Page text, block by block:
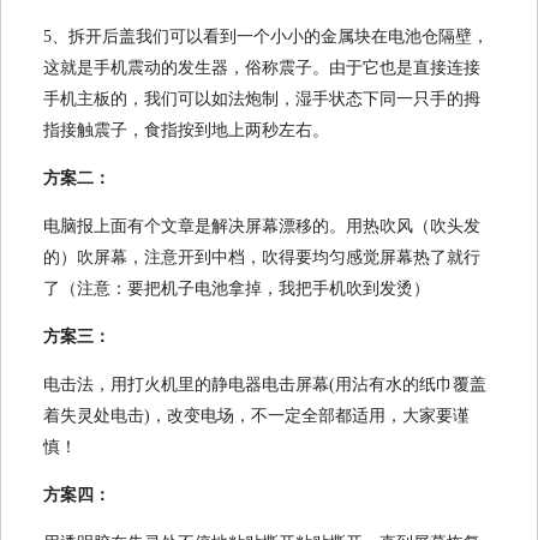
5、拆开后盖我们可以看到一个小小的金属块在电池仓隔壁，
这就是手机震动的发生器，俗称震子。由于它也是直接连接
手机主板的，我们可以如法炮制，湿手状态下同一只手的拇
指接触震子，食指按到地上两秒左右。
方案二：
电脑报上面有个文章是解决屏幕漂移的。用热吹风（吹头发
的）吹屏幕，注意开到中档，吹得要均匀感觉屏幕热了就行
了（注意：要把机子电池拿掉，我把手机吹到发烫）
方案三：
电击法，用打火机里的静电器电击屏幕(用沾有水的纸巾覆盖
着失灵处电击)，改变电场，不一定全部都适用，大家要谨
慎！
方案四：